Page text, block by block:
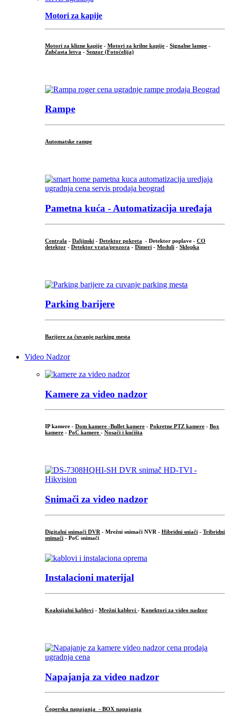
Motori za kapije
Motori za klizne kapije - Motori za krilne kapije - Signalne lampe -
Zubčasta letva - Senzor (Fotoćelija)
Rampe
Automatske rampe
Pametna kuća - Automatizacija uređaja
Centrala - Daljinski - Detektor pokreta - Detektor poplave - CO
detektor - Detektor vrata/prozora - Dimeri - Moduli - Sklopka
Parking barijere
Barijere za čuvanje parking mesta
Video Nadzor
Kamere za video nadzor
IP kamere - Dom kamere -Bullet kamere - Pokretne PTZ kamere - Box
kamere - PoC kamere - Nosači i kućišta
Snimači za video nadzor
Digitalni snimači DVR - Mrežni snimači NVR - Hibridni sniači - Tribridni
snimači - PoC snimači
Instalacioni materijal
Koaksijalni kablovi - Mrežni kablovi - Konektori za video nadzor
Napajanja za video nadzor
Čoperska napajanja - BOX napajanja